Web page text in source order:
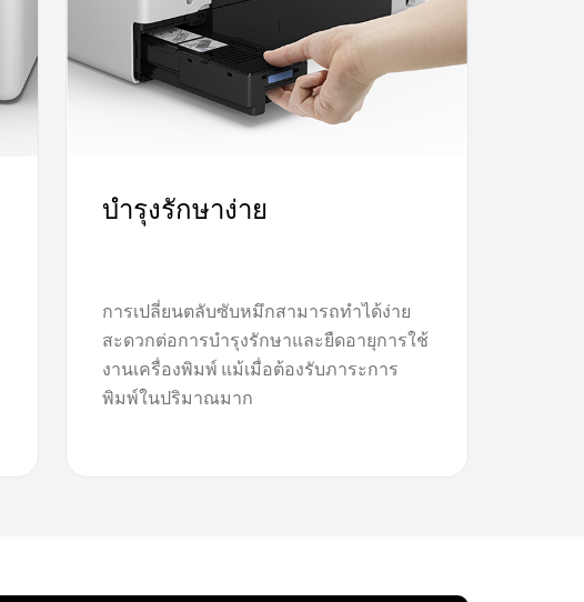
บำรุงรักษาง่าย
การเปลี่ยนตลับซับหมึกสามารถทำได้ง่าย
สะดวกต่อการบำรุงรักษาและยืดอายุการใช้
งานเครื่องพิมพ์ แม้เมื่อต้องรับภาระการ
พิมพ์ในปริมาณมาก